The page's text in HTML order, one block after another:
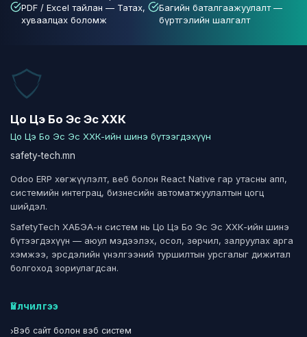
PDF / Excel тайлан — Татах,
хуваалцах боломж
Багийн баталгаажуулалт —
бүртгэлийн шалгалт
Цо Цэ Бо Эс Эс ХХК
Цо Цэ Бо Эс Эс ХХК-ийн шинэ бүтээгдэхүүн
safety-tech.mn
Odoo ERP хөгжүүлэлт, веб болон React Native гар утасны апп,
системийн интеграц, бизнесийн автоматжуулалтын цогц
шийдэл.
SafetyTech ХАБЭА-н систем нь Цо Цэ Бо Эс Эс ХХК-ийн шинэ
бүтээгдэхүүн — аюул мэдээлэх, осол, зөрчил, залруулах арга
хэмжээ, эрсдэлийн үнэлгээний туршилтын урсгалыг дижитал
болгоход зориулагдсан.
Үйлчилгээ
›Вэб сайт болон вэб систем